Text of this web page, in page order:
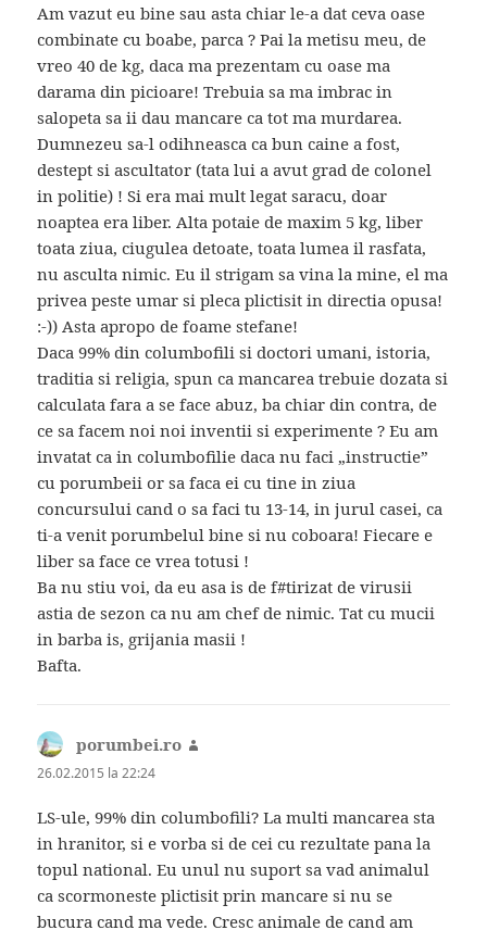
Am vazut eu bine sau asta chiar le-a dat ceva oase
combinate cu boabe, parca ? Pai la metisu meu, de
vreo 40 de kg, daca ma prezentam cu oase ma
darama din picioare! Trebuia sa ma imbrac in
salopeta sa ii dau mancare ca tot ma murdarea.
Dumnezeu sa-l odihneasca ca bun caine a fost,
destept si ascultator (tata lui a avut grad de colonel
in politie) ! Si era mai mult legat saracu, doar
noaptea era liber. Alta potaie de maxim 5 kg, liber
toata ziua, ciugulea detoate, toata lumea il rasfata,
nu asculta nimic. Eu il strigam sa vina la mine, el ma
privea peste umar si pleca plictisit in directia opusa!
:-)) Asta apropo de foame stefane!
Daca 99% din columbofili si doctori umani, istoria,
traditia si religia, spun ca mancarea trebuie dozata si
calculata fara a se face abuz, ba chiar din contra, de
ce sa facem noi noi inventii si experimente ? Eu am
invatat ca in columbofilie daca nu faci „instructie”
cu porumbeii or sa faca ei cu tine in ziua
concursului cand o sa faci tu 13-14, in jurul casei, ca
ti-a venit porumbelul bine si nu coboara! Fiecare e
liber sa face ce vrea totusi !
Ba nu stiu voi, da eu asa is de f#tirizat de virusii
astia de sezon ca nu am chef de nimic. Tat cu mucii
in barba is, grijania masii !
Bafta.
porumbei.ro
26.02.2015 la 22:24
LS-ule, 99% din columbofili? La multi mancarea sta
in hranitor, si e vorba si de cei cu rezultate pana la
topul national. Eu unul nu suport sa vad animalul
ca scormoneste plictisit prin mancare si nu se
bucura cand ma vede. Cresc animale de cand am